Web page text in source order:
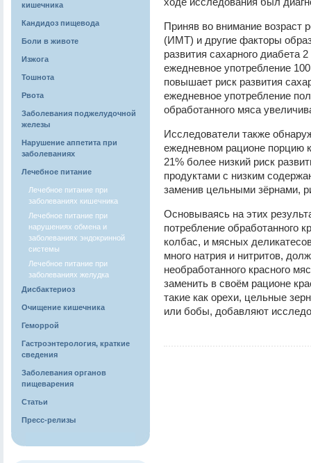
кишечника
Кандидоз пищевода
Боли в животе
Изжога
Тошнота
Рвота
Заболевания поджелудочной
железы
Нарушение аппетита при
заболеваниях
Лечебное питание
Лечебное питание при
заболеваниях кишечника
Лечебное питание при
нарушениях обмена и
заболеваниях эндокринной
системы
Лечебное питание при
заболеваниях желудка
Дисбактериоз
Очищение кишечника
Геморрой
Гастроэнтерология, краткие
сведения
Заболевания органов
пищеварения
Статьи
Пресс-релизы
Приняв во внимание возраст
(ИМТ) и другие факторы
развития сахарного диабета
ежедневное употребление
повышает риск развития
ежедневное употребление
обработанного мяса
Исследователи также
ежедневном рационе порцию
21% более низкий риск
продуктами с низким
заменив цельными зёрнами,
Основываясь на этих
потребление обработанного
колбас, и мясных
много натрия и нитритов,
необработанного красного
заменить в своём рационе
такие как орехи, цельные
или бобы, добавляют